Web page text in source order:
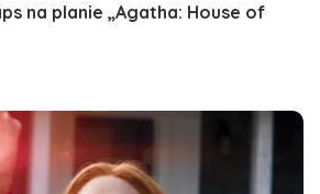
na planie „Agatha: House of